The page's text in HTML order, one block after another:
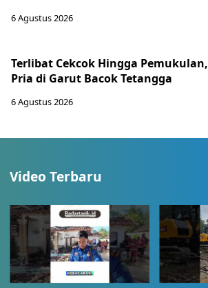
6 Agustus 2026
Terlibat Cekcok Hingga Pemukulan,
Pria di Garut Bacok Tetangga
6 Agustus 2026
Video Terbaru